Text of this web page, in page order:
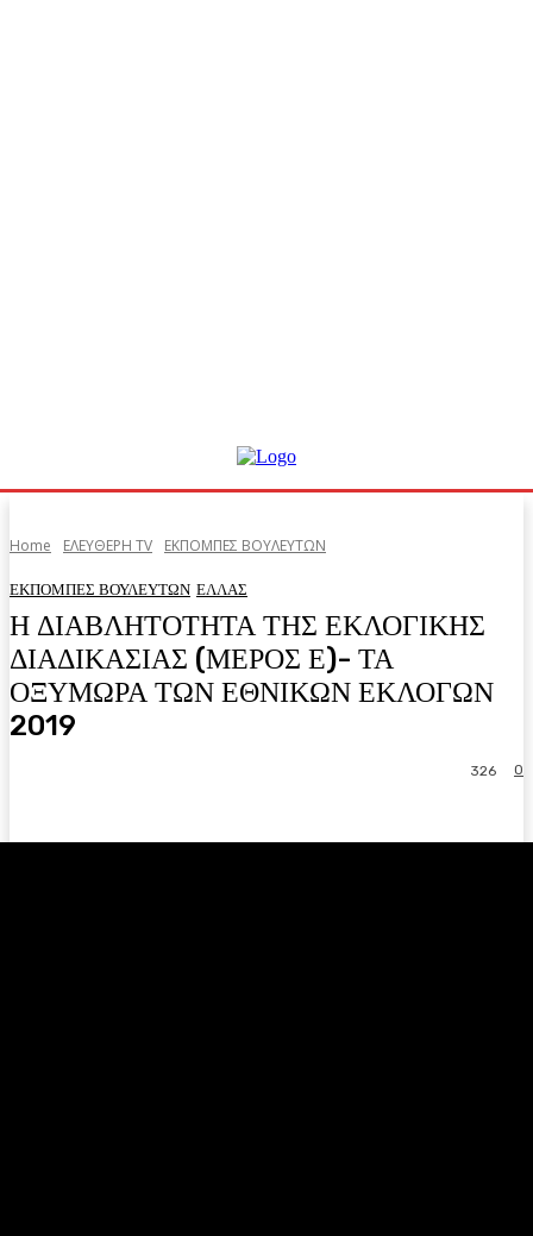
Home ΕΛΕΥΘΕΡΗ ΤV ΕΚΠΟΜΠΕΣ ΒΟΥΛΕΥΤΩΝ
ΕΚΠΟΜΠΕΣ ΒΟΥΛΕΥΤΩΝ ΕΛΛΑΣ
Η ΔΙΑΒΛΗΤΟΤΗΤΑ ΤΗΣ ΕΚΛΟΓΙΚΗΣ
ΔΙΑΔΙΚΑΣΙΑΣ (ΜΕΡΟΣ Ε)- ΤΑ
ΟΞΥΜΩΡΑ ΤΩΝ ΕΘΝΙΚΩΝ ΕΚΛΟΓΩΝ
2019
0
326